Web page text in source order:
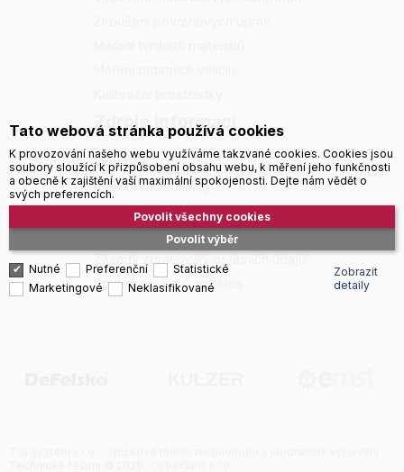
Zdroje informací
Aktuality
Publikované články
Katalogy a prospekty
Možnosti dopravy
Zásady zpracování osobních údajů
Správa souborů cookies
Tato webová stránka používá cookies
K provozování našeho webu využíváme takzvané cookies. Cookies jsou
soubory sloužící k přizpůsobení obsahu webu, k měření jeho funkčnosti
a obecně k zajištění vaší maximální spokojenosti. Dejte nám vědět o
svých preferencích.
Povolit výběr
Povolit všechny cookies
Nutné Preferenční
Statistické
Marketingové
Neklasifikované
Zobrazit
detaily